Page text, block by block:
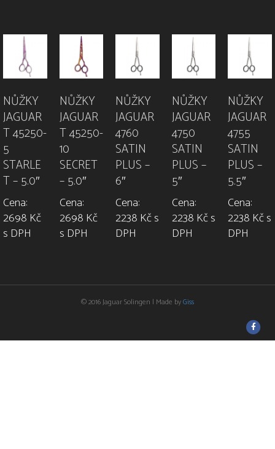
NŮŽKY
JAGUAR
T 45250-
5
STARLE
T – 5.0″
Cena:
2698 Kč
s DPH
NŮŽKY
JAGUAR
T 45250-
10
SECRET
– 5.0″
Cena:
2698 Kč
s DPH
NŮŽKY
JAGUAR
4760
SATIN
PLUS –
6″
Cena:
2238 Kč s
DPH
NŮŽKY
JAGUAR
4750
SATIN
PLUS –
5″
Cena:
2238 Kč s
DPH
NŮŽKY
JAGUAR
4755
SATIN
PLUS –
5.5″
Cena:
2238 Kč s
DPH
© 2016 Jaguar Solingen | Made byGiss
F
a